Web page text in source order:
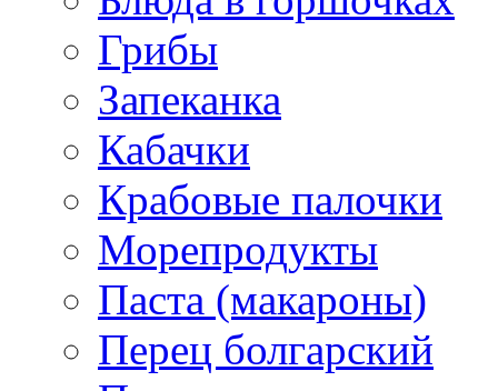
Грибы
Запеканка
Кабачки
Крабовые палочки
Морепродукты
Паста (макароны)
Перец болгарский